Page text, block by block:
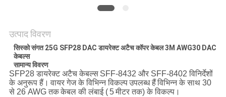
उत्पाद विवरण
सिस्को संगत 25G SFP28 DAC डायरेक्ट अटैच कॉपर केबल 3M AWG30 DAC
केबल्स
सामान्यविवरण
SFP28 डायरेक्ट अटैच केबल्स SFF-8432 और SFF-8402 विनिर्देशों
के अनुरूप हैं। वायर गेज के विभिन्न विकल्पउपलब्ध हैंविभिन्न के साथ 30
से 26 AWG तककेबल की लंबाई ( 5मीटर तक) के विकल्प।